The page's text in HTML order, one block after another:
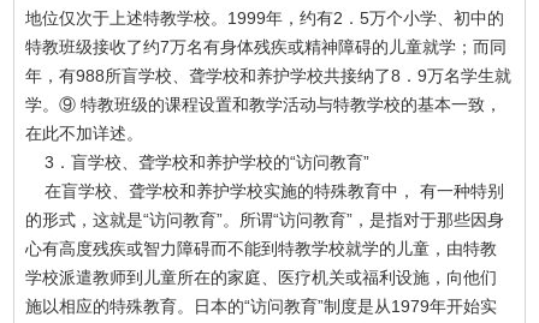
地位仅次于上述特教学校。1999年，约有2．5万个小学、初中的
特教班级接收了约7万名有身体残疾或精神障碍的儿童就学；而同
年，有988所盲学校、聋学校和养护学校共接纳了8．9万名学生就
学。⑨ 特教班级的课程设置和教学活动与特教学校的基本一致，
在此不加详述。
3．盲学校、聋学校和养护学校的“访问教育”
在盲学校、聋学校和养护学校实施的特殊教育中， 有一种特别
的形式，这就是“访问教育”。所谓“访问教育”，是指对于那些因身
心有高度残疾或智力障碍而不能到特教学校就学的儿童，由特教
学校派遣教师到儿童所在的家庭、医疗机关或福利设施，向他们
施以相应的特殊教育。日本的“访问教育”制度是从1979年开始实